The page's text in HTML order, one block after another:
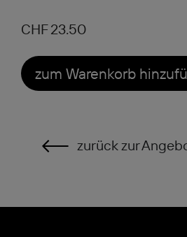
CHF 23.50
zum Warenkorb
zurück zur